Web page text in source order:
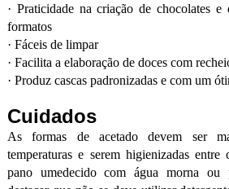
· Praticidade na criação de chocolates e
formatos
· Fáceis de limpar
· Facilita a elaboração de doces com
· Produz cascas padronizadas e com um
Cuidados
As formas de acetado devem ser
temperaturas e serem higienizadas entre
pano umedecido com água morna ou